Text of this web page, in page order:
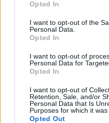
Opted In
I want to opt-out of the
Personal Data.
Opted In
I want to opt-out of
Personal Data for
Opted In
I want to opt-out of
Retention, Sale, and/or
Personal Data that Is
Purposes for which it was
Opted Out
RENDIMIENTO
Puedes hacer elcurso
de publicidad digital
VER MÁS EXÁMENES DE